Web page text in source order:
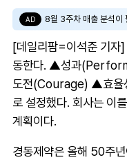
AD 8월 3주차 매출 분석이
[데일리팜=이석준 기자
동한다. ▲성과
도전(Courage) ▲효율
로 설정했다. 회사는 이
계획이다.
경동제약은 올해 50주